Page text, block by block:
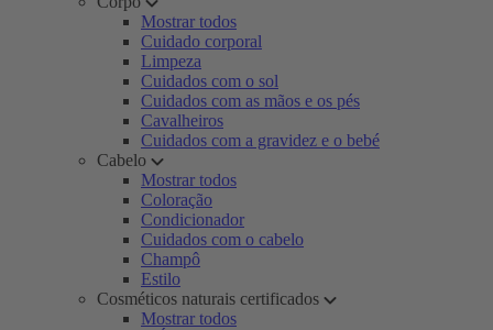
Mostrar todos
Cuidado corporal
Limpeza
Cuidados com o sol
Cuidados com as mãos e os pés
Cavalheiros
Cuidados com a gravidez e o bebé
Cabelo
Mostrar todos
Coloração
Condicionador
Cuidados com o cabelo
Champô
Estilo
Cosméticos naturais certificados
Mostrar todos